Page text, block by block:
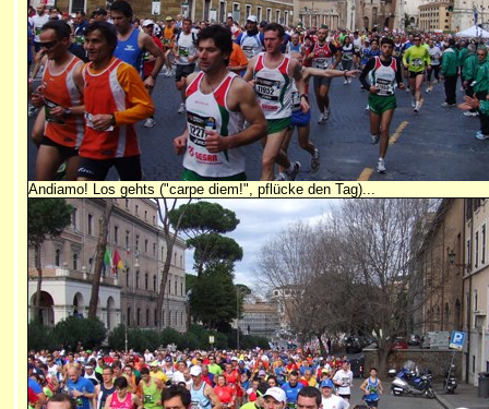
Andiamo! Los gehts ("carpe diem!", pflücke den Tag)...